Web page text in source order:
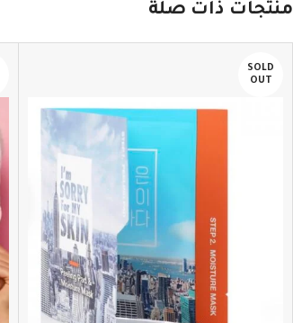
منتجات ذات صلة
SOLD
OUT